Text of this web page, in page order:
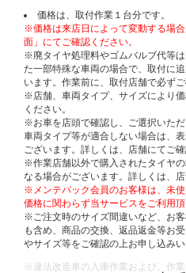
価格は、取付作業１台分です。
※価格は来店日によって変動する場
面」にてご確認ください。
※廃タイヤ処理料やゴムバルブ代等
た一部特殊な車両の場合で、取付に
います。作業前に、取付店舗で必ず
※店舗、車両タイプ、サイズにより
ください。
※お車を店頭で確認し、ご選択いた
車両タイプ等が適合しない場合は、
ございます。詳しくは、店舗にてご確
※作業店舗以外で購入されたタイヤ
なる場合がございます。詳しくは、店
※メンテパック会員のお客様は、未
価格に関わらず当サービスをご利用頂
※ご注文時のサイズ間違いなど、お
も含め、商品の交換、返品返金等お
やサイズ等をご確認の上お申し込み
※違法改造車の入庫作業および、作